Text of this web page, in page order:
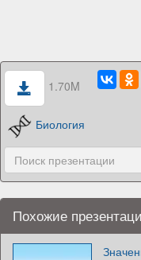
1.70M
Биология
Похожие